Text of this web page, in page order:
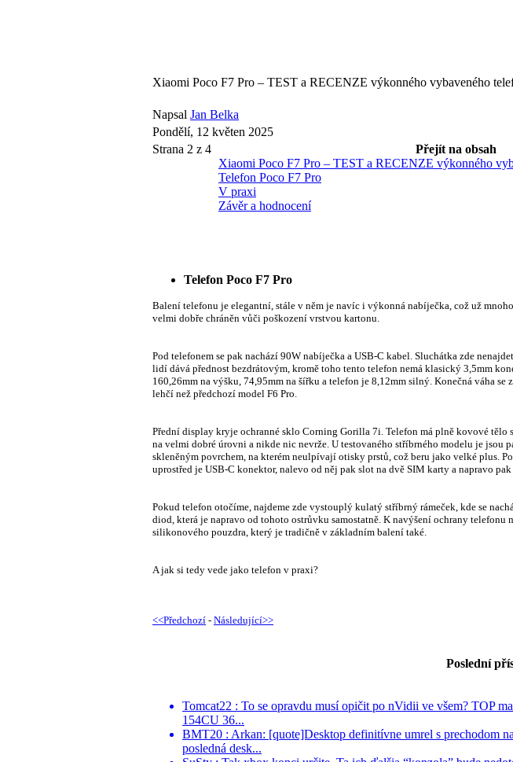
Xiaomi Poco F7 Pro – TEST a RECENZE výkonného vybaveného
Napsal Jan Belka
Pondělí, 12 květen 2025
Přejít na obsah
Xiaomi Poco F7 Pro – TEST a RECENZE výkonného
Telefon Poco F7 Pro
V praxi
Závěr a hodnocení
Strana 2 z 4
Telefon Poco F7 Pro
Balení telefonu je elegantní, stále v něm je navíc i výkonná nabíječka, což už
velmi dobře chráněn vůči poškození vrstvou kartonu.
Pod telefonem se pak nachází 90W nabíječka a USB-C kabel. Sluchátka zde
lidí dává přednost bezdrátovým, kromě toho tento telefon nemá klasický 3,5mm
160,26mm na výšku, 74,95mm na šířku a telefon je 8,12mm silný. Konečná váha se
lehčí než předchozí model F6 Pro.
Přední display kryje ochranné sklo Corning Gorilla 7i. Telefon má plně kovové tělo
na velmi dobré úrovni a nikde nic nevrže. U testovaného stříbrného modelu je jsou
skleněným povrchem, na kterém neulpívají otisky prstů, což beru jako velké plus.
uprostřed je USB-C konektor, nalevo od něj pak slot na dvě SIM karty a napravo
Pokud telefon otočíme, najdeme zde vystouplý kulatý stříbrný rámeček, kde se
diod, která je napravo od tohoto ostrůvku samostatně. K navýšení ochrany telefonu
silikonového pouzdra, který je tradičně v základním balení také.
A jak si tedy vede jako telefon v praxi?
<<Předchozí - Následující>>
Poslední
Tomcat22 : To se opravdu musí opičit po nVidii ve všem? TOP
154CU 36...
BMT20 : Arkan: [quote]Desktop definitívne umrel s prechodom
posledná desk...